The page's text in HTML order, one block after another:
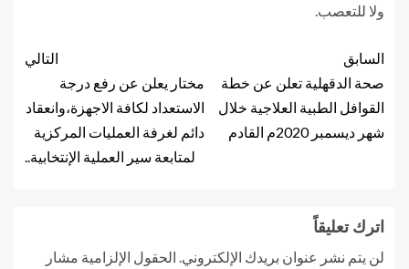
ولا للتعصب.
السابق
صحة الدقهلية تعلن عن خطة
القوافل الطبية العلاجية خلال
شهر ديسمبر 2020م القادم
التالي
مختار يعلن عن رفع درجة
الاستعداد لكافة الاجهزة،وانعقاد
دائم لغرفة العمليات المركزية
لمتابعة سير العملية الإنتخابية..
اترك تعليقاً
لن يتم نشر عنوان بريدك الإلكتروني. الحقول الإلزامية مشار